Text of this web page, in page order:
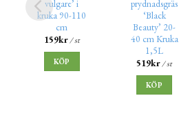
vulgare’ i
kruka 90-110
cm
159kr/ st
KÖP
prydnadsgräs
‘Black
Beauty’ 20-
40 cm Kruka
1,5L
519kr/ st
KÖP